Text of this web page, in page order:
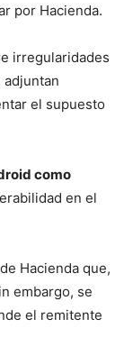
por Hacienda.
irregularidades
el supuesto
como
en el
Hacienda que,
embargo, se
el remitente